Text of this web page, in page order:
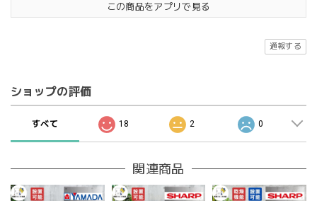
この商品をアプリで見る
通報する
ショップの評価
すべて 18 2 0
関連商品